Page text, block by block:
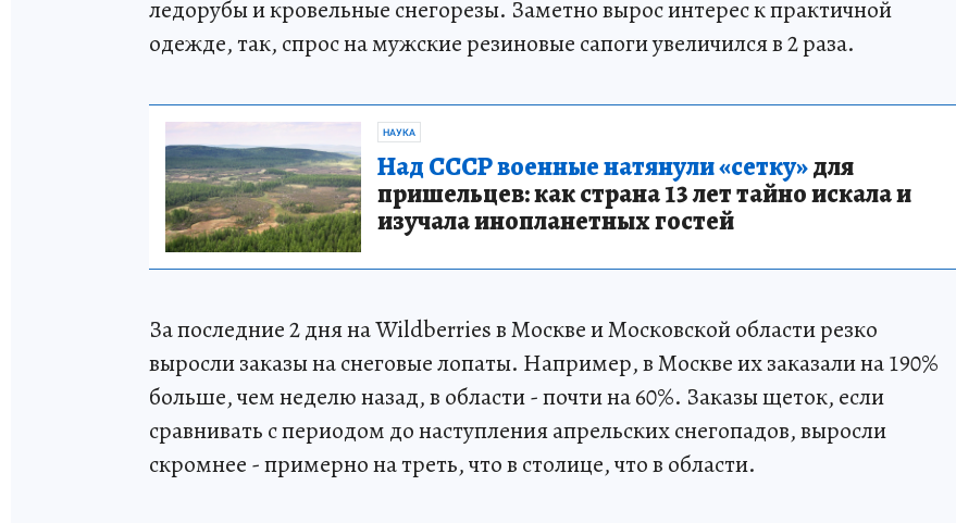
ледорубы и кровельные снегорезы. Заметно вырос интерес к практичной
одежде, так, спрос на мужские резиновые сапоги увеличился в 2 раза.
НАУКА
Над СССР военные натянули «сетку»для
пришельцев: как страна 13 лет тайно искала и
изучала инопланетных гостей
За последние 2 дня на Wildberries в Москве и Московской области резко
выросли заказы на снеговые лопаты. Например, в Москве их заказали на 190%
больше, чем неделю назад, в области - почти на 60%. Заказы щеток, если
сравнивать с периодом до наступления апрельских снегопадов, выросли
скромнее - примерно на треть, что в столице, что в области.